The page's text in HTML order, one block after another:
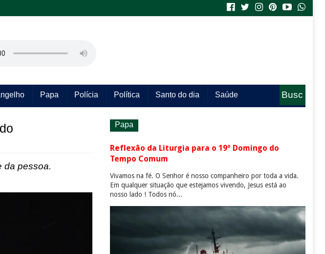
Papa Polícia Política Santo do dia Saúde
Busc
da pessoa.
Papa
Reflexão da Liturgia para o 19º Domingo do
Tempo Comum
Vivamos na fé. O Senhor é nosso companheiro por toda a vida.
Em qualquer situação que estejamos vivendo, Jesus está ao
nosso lado ! Todos nó...